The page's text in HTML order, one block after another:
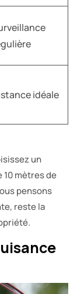
idéale
un
10 mètres de
pensons
reste la